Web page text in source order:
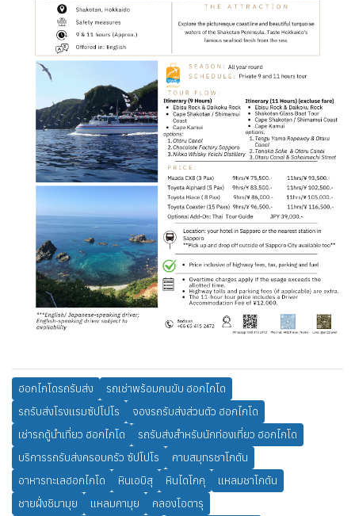
ฮอกไกโดรถรับส่ง
รถเช่าพร้อมคนขับ ฮอกไกโด
รถรับส่งโรงแรมซัปโปโร
จองรถรับส่งส่วนตัว ฮอกไกโด
เช่ารถตู้นำเที่ยว ฮอกไกโด
รถรับส่งสำหรับนักท่องเที่ยว ฮอกไกโด
บริการรถรับส่งครอบครัว ซัปโปโร
คาบสมุทรชาโกตัน
อาหารทะเลฮอกไกโด
หินเอบิสุ หินไดโกคุ
แหลมชาโกตัน
ชายฝั่งชิมามุย
แหลมคามุย
คลองโอตารุ